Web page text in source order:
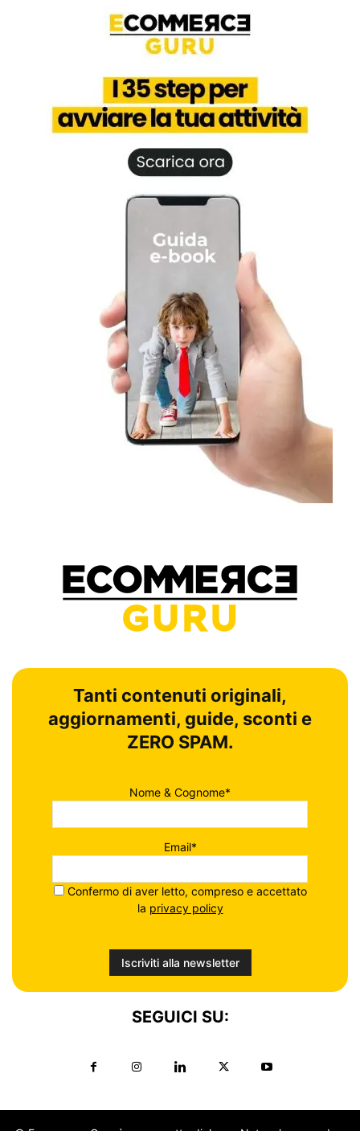
Tanti contenuti originali,
aggiornamenti, guide, sconti e
ZERO SPAM.
Nome & Cognome*
Email*
Confermo di aver letto, compreso e accettato
la privacy policy
SEGUICI SU: